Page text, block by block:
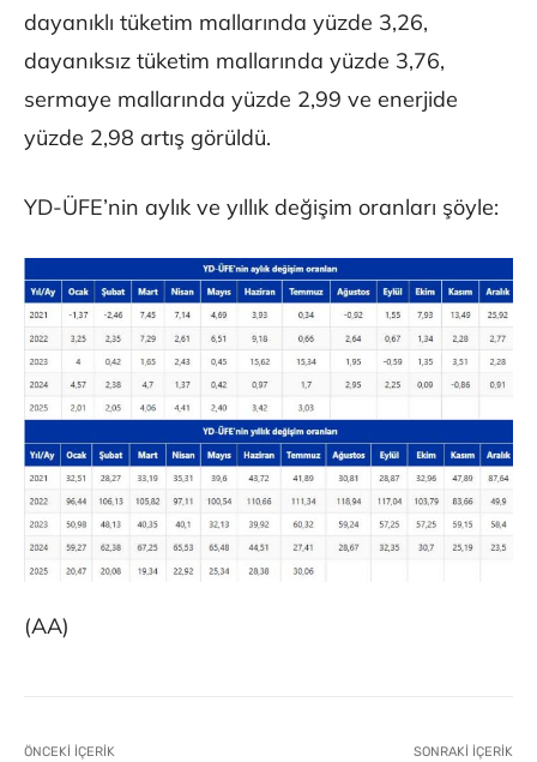
dayanıklı tüketim mallarında yüzde 3,26,
dayanıksız tüketim mallarında yüzde 3,76,
sermaye mallarında yüzde 2,99 ve enerjide
yüzde 2,98 artış görüldü.
YD-ÜFE’nin aylık ve yıllık değişim oranları şöyle:
(AA)
ÖNCEKI İÇERIK SONRAKI İÇERIK